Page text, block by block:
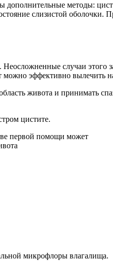
методы:
слизистой
случаи этого
эффективно вылечить
живота и принимать
цистите.
микрофлоры влагалища.